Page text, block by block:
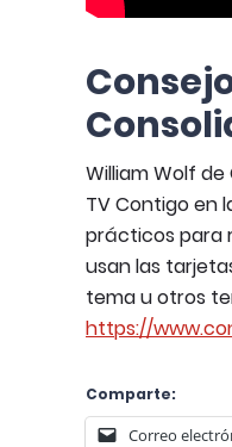
William Wolf
TV Contigo en
prácticos para
usan las
tema u otros
https://
Comparte:
Correo